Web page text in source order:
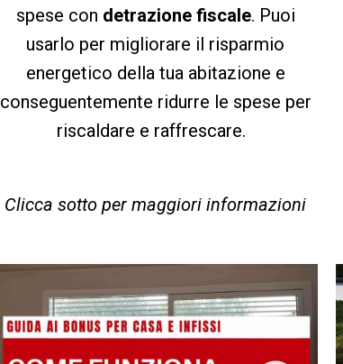
spese con detrazione fiscale. Puoi
usarlo per migliorare il risparmio
energetico della tua abitazione e
conseguentemente ridurre le spese per
riscaldare e raffrescare.
Clicca sotto per maggiori informazioni